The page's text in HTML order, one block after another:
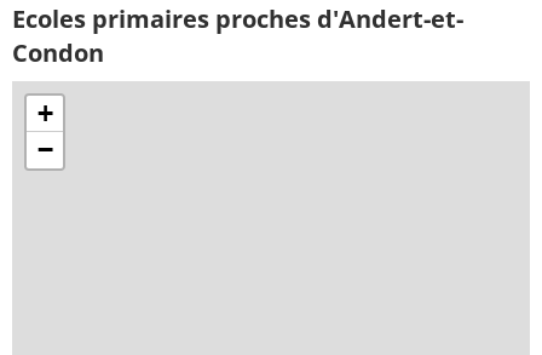
Ecoles primaires proches d'Andert-et-
Condon
+
−